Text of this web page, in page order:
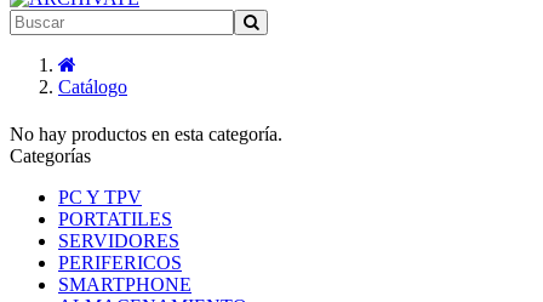
Catálogo
No hay productos en esta categoría.
Categorías
PC Y TPV
PORTATILES
SERVIDORES
PERIFERICOS
SMARTPHONE